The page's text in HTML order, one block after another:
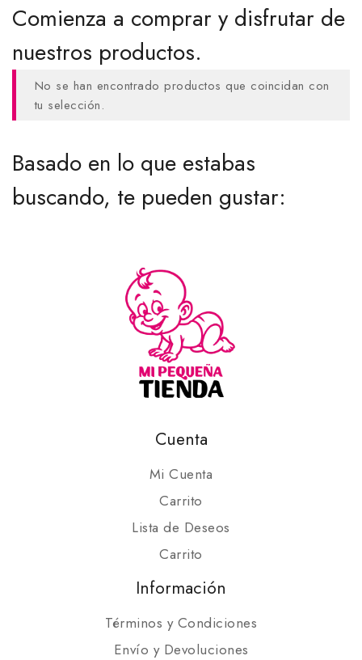
Comienza a comprar y disfrutar de
nuestros productos.
No se han encontrado productos que coincidan con
tu selección.
Basado en lo que estabas
buscando, te pueden gustar:
Cuenta
Mi Cuenta
Carrito
Lista de Deseos
Carrito
Información
Términos y Condiciones
Envío y Devoluciones